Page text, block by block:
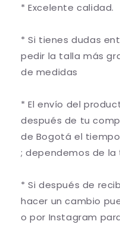
* Excelente calidad.
* Si tienes dudas
pedir la talla más
de medidas
* El envío del
después de tu
de Bogotá el
; dependemos de
* Si después de
hacer un cambio
o por Instagram